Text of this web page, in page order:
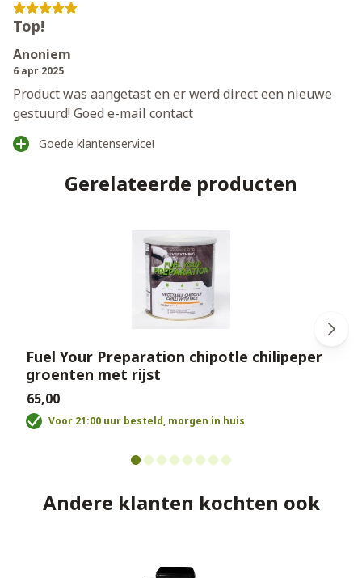
Top!
Anoniem
6 apr 2025
Product was aangetast en er werd direct een nieuwe
gestuurd! Goed e-mail contact
Goede klantenservice!
Gerelateerde producten
Fuel Your Preparation chipotle chilipeper
groenten met rijst
€65,00
Voor 21:00 uur besteld, morgen in huis
Andere klanten kochten ook